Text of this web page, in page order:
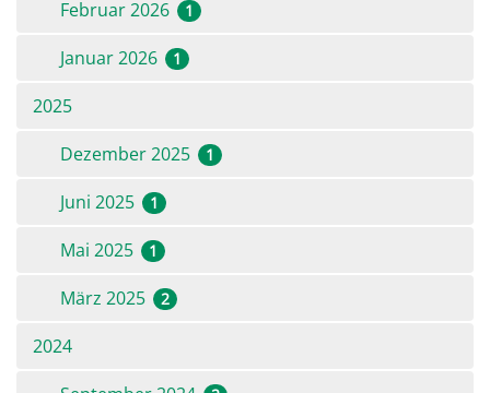
Februar 2026 1
Januar 2026 1
2025
Dezember 2025
1
Juni 2025 1
Mai 2025 1
März 2025 2
2024